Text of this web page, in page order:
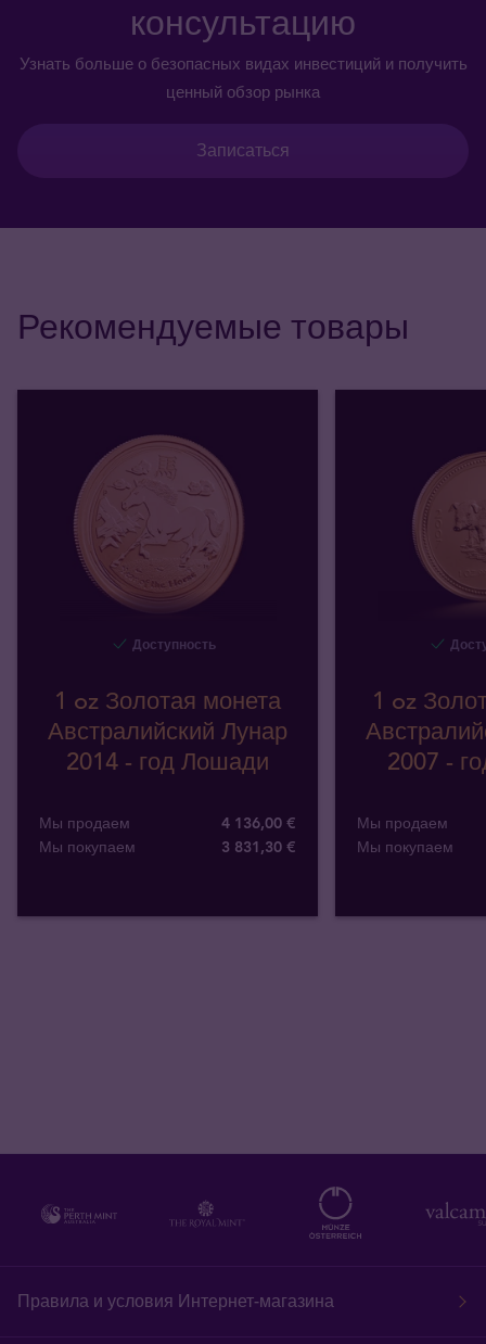
консультацию
Узнать больше о безопасных видах инвестиций и получить
ценный обзор рынка
Записаться
Рекомендуемые товары
Доступность
1 oz Золотая монета
Австралийский Лунар
2014 - год Лошади
Мы продаем
4 136,00 €
Мы покупаем
3 831,30 €
1 oz
2007 -
Мы продаем
Мы покупаем
Правила и условия Интернет-магазина